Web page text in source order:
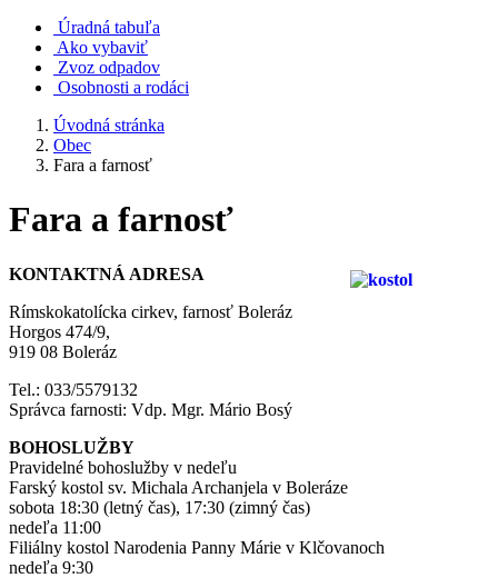
Úradná tabuľa
Ako vybaviť
Zvoz odpadov
Osobnosti a rodáci
Úvodná stránka
Obec
Fara a farnosť
Fara a farnosť
KONTAKTNÁ ADRESA
Rímskokatolícka cirkev, farnosť Boleráz
Horgos 474/9,
919 08 Boleráz
Tel.: 033/5579132
Správca farnosti: Vdp. Mgr. Mário Bosý
BOHOSLUŽBY
Pravidelné bohoslužby v nedeľu
Farský kostol sv. Michala Archanjela v Boleráze
sobota 18:30 (letný čas), 17:30 (zimný čas)
nedeľa 11:00
Filiálny kostol Narodenia Panny Márie v Klčovanoch
nedeľa 9:30